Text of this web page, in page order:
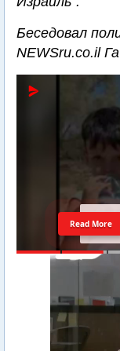
Беседовал
NEWSru.co.il
Read More